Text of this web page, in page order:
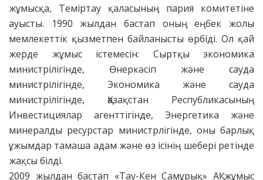
жұмысқа, Теміртау қаласының пария комитетіне
ауысты. 1990 жылдан бастап оның еңбек жолы
мемлекеттік қызметпен байланысты өрбіді. Ол қай
жерде жұмыс істемесін: Сыртқы экономика
министрілігінде, Өнеркәсіп және сауда
министрілігінде, Экономика және сауда
министрілігінде, Қазақстан Республикасының
Инвестициялар агенттігінде, Энергетика және
минералды ресурстар министрлігінде, оны барлық
ұжымдар тамаша адам және өз ісінің шебері ретінде
жақсы білді.
2009 жылдан бастап «Тау-Кен Самұрық» АҚ жұмыс